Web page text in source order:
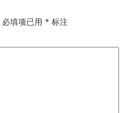
必填项已用 * 标注